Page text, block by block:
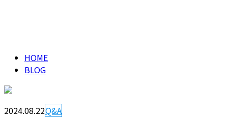
HOME
BLOG
2024.08.22Q&A